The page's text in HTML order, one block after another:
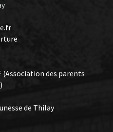
(Association des parents
de Thilay